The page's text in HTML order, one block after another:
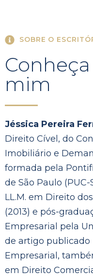
SOBRE O
mim
Jéssica Pereira
Direito Cível, do
Imobiliário e
formada pela
de São Paulo
LL.M. em Direito
(2013) e pós-
Empresarial pela
de artigo publicado
Empresarial,
em Direito